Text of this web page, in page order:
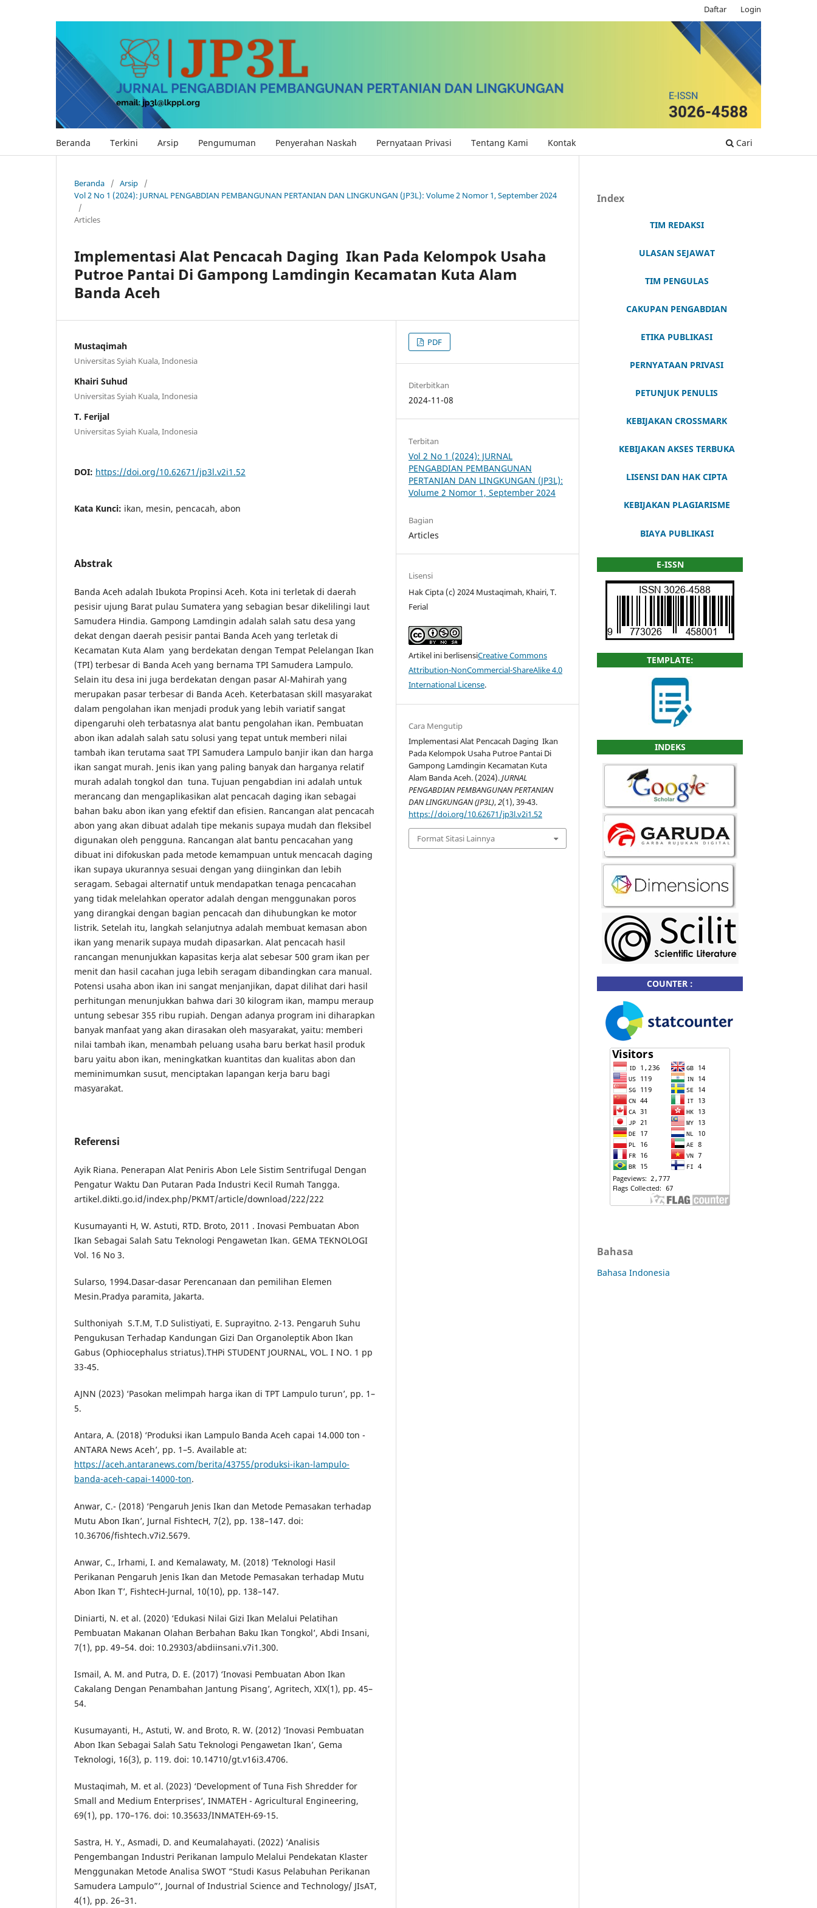
Beranda Terkini Arsip Pengumuman Penyerahan Naskah Pernyataan Privasi Tentang Kami Kontak Cari
Daftar Login
Beranda / Arsip
/
Vol 2 No 1 (2024): JURNAL PENGABDIAN PEMBANGUNAN PERTANIAN DAN LINGKUNGAN (JP3L): Volume 2 Nomor 1, September 2024
/
Articles
Implementasi Alat Pencacah Daging Ikan Pada Kelompok Usaha
Putroe Pantai Di Gampong Lamdingin Kecamatan Kuta Alam
Banda Aceh
Mustaqimah
Universitas Syiah Kuala, Indonesia
Khairi Suhud
Universitas Syiah Kuala, Indonesia
T. Ferijal
Universitas Syiah Kuala, Indonesia
DOI: https://doi.org/10.62671/jp3l.v2i1.52
Kata Kunci: ikan, mesin, pencacah, abon
Abstrak
Banda Aceh adalah Ibukota Propinsi Aceh. Kota ini terletak di daerah
pesisir ujung Barat pulau Sumatera yang sebagian besar dikelilingi laut
Samudera Hindia. Gampong Lamdingin adalah salah satu desa yang
dekat dengan daerah pesisir pantai Banda Aceh yang terletak di
Kecamatan Kuta Alam yang berdekatan dengan Tempat Pelelangan Ikan
(TPI) terbesar di Banda Aceh yang bernama TPI Samudera Lampulo.
Selain itu desa ini juga berdekatan dengan pasar Al-Mahirah yang
merupakan pasar terbesar di Banda Aceh. Keterbatasan skill masyarakat
dalam pengolahan ikan menjadi produk yang lebih variatif sangat
dipengaruhi oleh terbatasnya alat bantu pengolahan ikan. Pembuatan
abon ikan adalah salah satu solusi yang tepat untuk memberi nilai
tambah ikan terutama saat TPI Samudera Lampulo banjir ikan dan harga
ikan sangat murah. Jenis ikan yang paling banyak dan harganya relatif
murah adalah tongkol dan tuna. Tujuan pengabdian ini adalah untuk
merancang dan mengaplikasikan alat pencacah daging ikan sebagai
bahan baku abon ikan yang efektif dan efisien. Rancangan alat pencacah
abon yang akan dibuat adalah tipe mekanis supaya mudah dan fleksibel
digunakan oleh pengguna. Rancangan alat bantu pencacahan yang
dibuat ini difokuskan pada metode kemampuan untuk mencacah daging
ikan supaya ukurannya sesuai dengan yang diinginkan dan lebih
seragam. Sebagai alternatif untuk mendapatkan tenaga pencacahan
yang tidak melelahkan operator adalah dengan menggunakan poros
yang dirangkai dengan bagian pencacah dan dihubungkan ke motor
listrik. Setelah itu, langkah selanjutnya adalah membuat kemasan abon
ikan yang menarik supaya mudah dipasarkan. Alat pencacah hasil
rancangan menunjukkan kapasitas kerja alat sebesar 500 gram ikan per
menit dan hasil cacahan juga lebih seragam dibandingkan cara manual.
Potensi usaha abon ikan ini sangat menjanjikan, dapat dilihat dari hasil
perhitungan menunjukkan bahwa dari 30 kilogram ikan, mampu meraup
untung sebesar 355 ribu rupiah. Dengan adanya program ini diharapkan
banyak manfaat yang akan dirasakan oleh masyarakat, yaitu: memberi
nilai tambah ikan, menambah peluang usaha baru berkat hasil produk
baru yaitu abon ikan, meningkatkan kuantitas dan kualitas abon dan
meminimumkan susut, menciptakan lapangan kerja baru bagi
masyarakat.
Referensi
Ayik Riana. Penerapan Alat Peniris Abon Lele Sistim Sentrifugal Dengan
Pengatur Waktu Dan Putaran Pada Industri Kecil Rumah Tangga.
artikel.dikti.go.id/index.php/PKMT/article/download/222/222
Kusumayanti H, W. Astuti, RTD. Broto, 2011 . Inovasi Pembuatan Abon
Ikan Sebagai Salah Satu Teknologi Pengawetan Ikan. GEMA TEKNOLOGI
Vol. 16 No 3.
Sularso, 1994.Dasar‐dasar Perencanaan dan pemilihan Elemen
Mesin.Pradya paramita, Jakarta.
Sulthoniyah ‎ S.T.M, T.D Sulistiyati, E. Suprayitno. 2-13. Pengaruh Suhu
Pengukusan Terhadap Kandungan Gizi Dan Organoleptik Abon Ikan
Gabus (Ophiocephalus striatus).THPi STUDENT JOURNAL, VOL. I NO. 1 pp
33-45.
AJNN (2023) ‘Pasokan melimpah harga ikan di TPT Lampulo turun’, pp. 1–
5.
Antara, A. (2018) ‘Produksi ikan Lampulo Banda Aceh capai 14.000 ton -
ANTARA News Aceh’, pp. 1–5. Available at:
https://aceh.antaranews.com/berita/43755/produksi-ikan-lampulo-
banda-aceh-capai-14000-ton.
Anwar, C.- (2018) ‘Pengaruh Jenis Ikan dan Metode Pemasakan terhadap
Mutu Abon Ikan’, Jurnal FishtecH, 7(2), pp. 138–147. doi:
10.36706/fishtech.v7i2.5679.
Anwar, C., Irhami, I. and Kemalawaty, M. (2018) ‘Teknologi Hasil
Perikanan Pengaruh Jenis Ikan dan Metode Pemasakan terhadap Mutu
Abon Ikan T’, FishtecH-Jurnal, 10(10), pp. 138–147.
Diniarti, N. et al. (2020) ‘Edukasi Nilai Gizi Ikan Melalui Pelatihan
Pembuatan Makanan Olahan Berbahan Baku Ikan Tongkol’, Abdi Insani,
7(1), pp. 49–54. doi: 10.29303/abdiinsani.v7i1.300.
Ismail, A. M. and Putra, D. E. (2017) ‘Inovasi Pembuatan Abon Ikan
Cakalang Dengan Penambahan Jantung Pisang’, Agritech, XIX(1), pp. 45–
54.
Kusumayanti, H., Astuti, W. and Broto, R. W. (2012) ‘Inovasi Pembuatan
Abon Ikan Sebagai Salah Satu Teknologi Pengawetan Ikan’, Gema
Teknologi, 16(3), p. 119. doi: 10.14710/gt.v16i3.4706.
Mustaqimah, M. et al. (2023) ‘Development of Tuna Fish Shredder for
Small and Medium Enterprises’, INMATEH - Agricultural Engineering,
69(1), pp. 170–176. doi: 10.35633/INMATEH-69-15.
Sastra, H. Y., Asmadi, D. and Keumalahayati. (2022) ‘Analisis
Pengembangan Industri Perikanan lampulo Melalui Pendekatan Klaster
Menggunakan Metode Analisa SWOT “Studi Kasus Pelabuhan Perikanan
Samudera Lampulo”’, Journal of Industrial Science and Technology/ JIsAT,
4(1), pp. 26–31.
PDF
Diterbitkan
2024-11-08
Terbitan
Vol 2 No 1 (2024): JURNAL
PENGABDIAN PEMBANGUNAN
PERTANIAN DAN LINGKUNGAN (JP3L):
Volume 2 Nomor 1, September 2024
Bagian
Articles
Lisensi
Hak Cipta (c) 2024 Mustaqimah, Khairi, T.
Ferial
Artikel ini berlisensiCreative Commons
Attribution-NonCommercial-ShareAlike 4.0
International License.
Cara Mengutip
Implementasi Alat Pencacah Daging Ikan
Pada Kelompok Usaha Putroe Pantai Di
Gampong Lamdingin Kecamatan Kuta
Alam Banda Aceh. (2024).JURNAL
PENGABDIAN PEMBANGUNAN PERTANIAN
DAN LINGKUNGAN (JP3L),2(1), 39-43.
https://doi.org/10.62671/jp3l.v2i1.52
Format Sitasi Lainnya
Index
TIM REDAKSI
ULASAN SEJAWAT
TIM PENGULAS
CAKUPAN PENGABDIAN
ETIKA PUBLIKASI
PERNYATAAN PRIVASI
PETUNJUK PENULIS
KEBIJAKAN CROSSMARK
KEBIJAKAN AKSES TERBUKA
LISENSI DAN HAK CIPTA
KEBIJAKAN PLAGIARISME
BIAYA PUBLIKASI
E-ISSN
TEMPLATE:
INDEKS
COUNTER :
Bahasa
Bahasa Indonesia